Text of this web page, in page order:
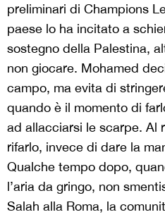
preliminari di Champions
paese lo ha incitato a
sostegno della Palestina,
non giocare. Mohamed
campo, ma evita di
quando è il momento di
ad allacciarsi le scarpe. Al
rifarlo, invece di dare la
Qualche tempo dopo,
l’aria da gringo, non
Salah alla Roma, la